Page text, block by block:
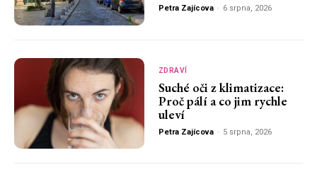
Petra Zajícova - 6 srpna, 2026
ZDRAVÍ
Suché oči z klimatizace:
Proč pálí a co jim rychle
uleví
Petra Zajícova - 5 srpna, 2026